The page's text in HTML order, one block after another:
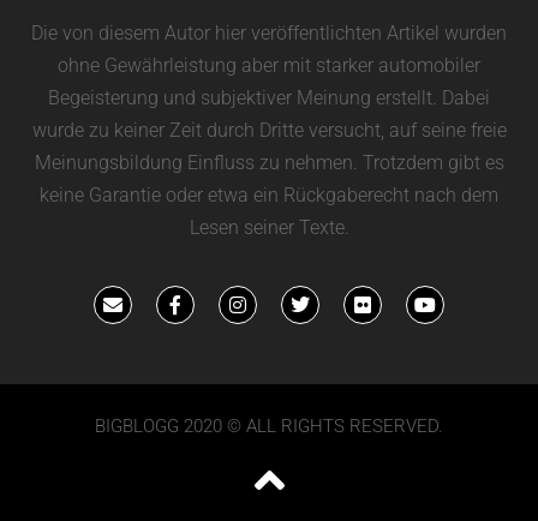
Die von diesem Autor hier veröffentlichten Artikel wurden
ohne Gewährleistung aber mit starker automobiler
Begeisterung und subjektiver Meinung erstellt. Dabei
wurde zu keiner Zeit durch Dritte versucht, auf seine freie
Meinungsbildung Einfluss zu nehmen. Trotzdem gibt es
keine Garantie oder etwa ein Rückgaberecht nach dem
Lesen seiner Texte.
BIGBLOGG 2020 © ALL RIGHTS RESERVED.